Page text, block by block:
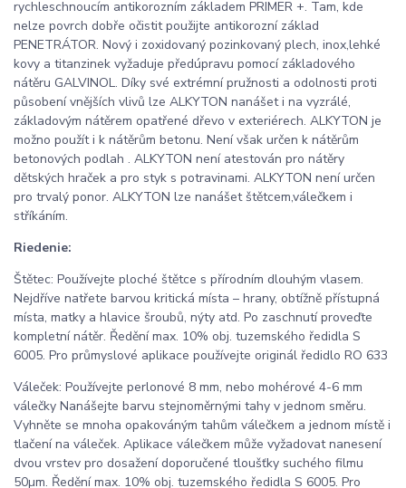
rychleschnoucím antikorozním základem PRIMER +. Tam, kde
nelze povrch dobře očistit použijte antikorozní základ
PENETRÁTOR. Nový i zoxidovaný pozinkovaný plech, inox,lehké
kovy a titanzinek vyžaduje předúpravu pomocí základového
nátěru GALVINOL. Díky své extrémní pružnosti a odolnosti proti
působení vnějších vlivů lze ALKYTON nanášet i na vyzrálé,
základovým nátěrem opatřené dřevo v exteriérech. ALKYTON je
možno použít i k nátěrům betonu. Není však určen k nátěrům
betonových podlah . ALKYTON není atestován pro nátěry
dětských hraček a pro styk s potravinami. ALKYTON není určen
pro trvalý ponor. ALKYTON lze nanášet štětcem,válečkem i
stříkáním.
Riedenie:
Štětec: Používejte ploché štětce s přírodním dlouhým vlasem.
Nejdříve natřete barvou kritická místa – hrany, obtížně přístupná
místa, matky a hlavice šroubů, nýty atd. Po zaschnutí proveďte
kompletní nátěr. Ředění max. 10% obj. tuzemského ředidla S
6005. Pro průmyslové aplikace používejte originál ředidlo RO 633
Váleček: Používejte perlonové 8 mm, nebo mohérové 4-6 mm
válečky Nanášejte barvu stejnoměrnými tahy v jednom směru.
Vyhněte se mnoha opakováným tahům válečkem a jednom místě i
tlačení na váleček. Aplikace válečkem může vyžadovat nanesení
dvou vrstev pro dosažení doporučené tloušťky suchého filmu
50µm. Ředění max. 10% obj. tuzemského ředidla S 6005. Pro